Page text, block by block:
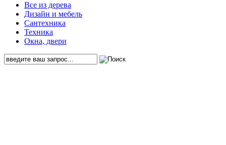
Все из дерева
Дизайн и мебель
Сантехника
Техника
Окна, двери